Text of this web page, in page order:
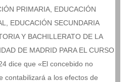
PRIMARIA, EDUCACIÓN
EDUCACIÓN SECUNDARIA
Y BACHILLERATO DE LA
DE MADRID PARA EL CURSO
dice que «El concebido no
contabilizará a los efectos de